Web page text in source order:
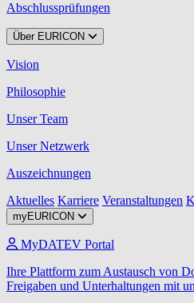
Abschlussprüfungen
Über EURICON
Vision
Philosophie
Unser Team
Unser Netzwerk
Auszeichnungen
Aktuelles Karriere Veranstaltungen
myEURICON
MyDATEV Portal
Ihre Plattform zum Austausch von
Freigaben und Unterhaltungen mit